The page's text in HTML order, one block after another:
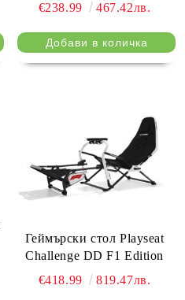
€238.99
467.42лв.
Геймърски стол Playseat
Challenge DD F1 Edition
€418.99
819.47лв.